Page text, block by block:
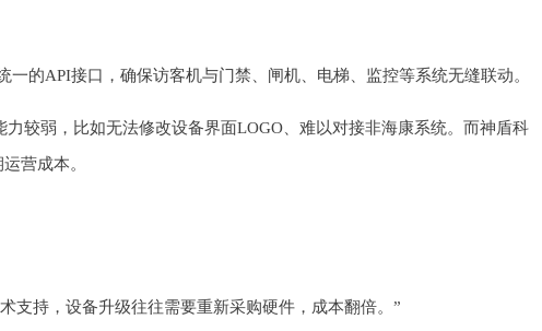
的API接口，确保访客机与门禁、闸机、电梯、监控等系统无缝联动。
较弱，比如无法修改设备界面LOGO、难以对接非海康系统。而神盾科
营成本。
支持，设备升级往往需要重新采购硬件，成本翻倍。”